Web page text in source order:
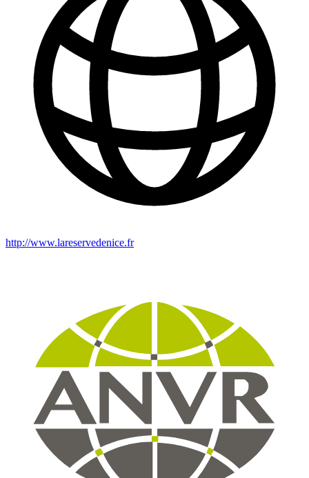
http://www.lareservedenice.fr